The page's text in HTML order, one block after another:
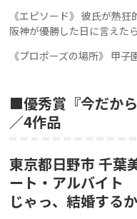
《エピソード》 彼氏が熱
阪神が優勝した日に言えた
《プロポーズの場所》 甲子
■優秀賞『今だか
／4作品
東京都日野市 千葉
ート・アルバイト
じゃっ、結婚する